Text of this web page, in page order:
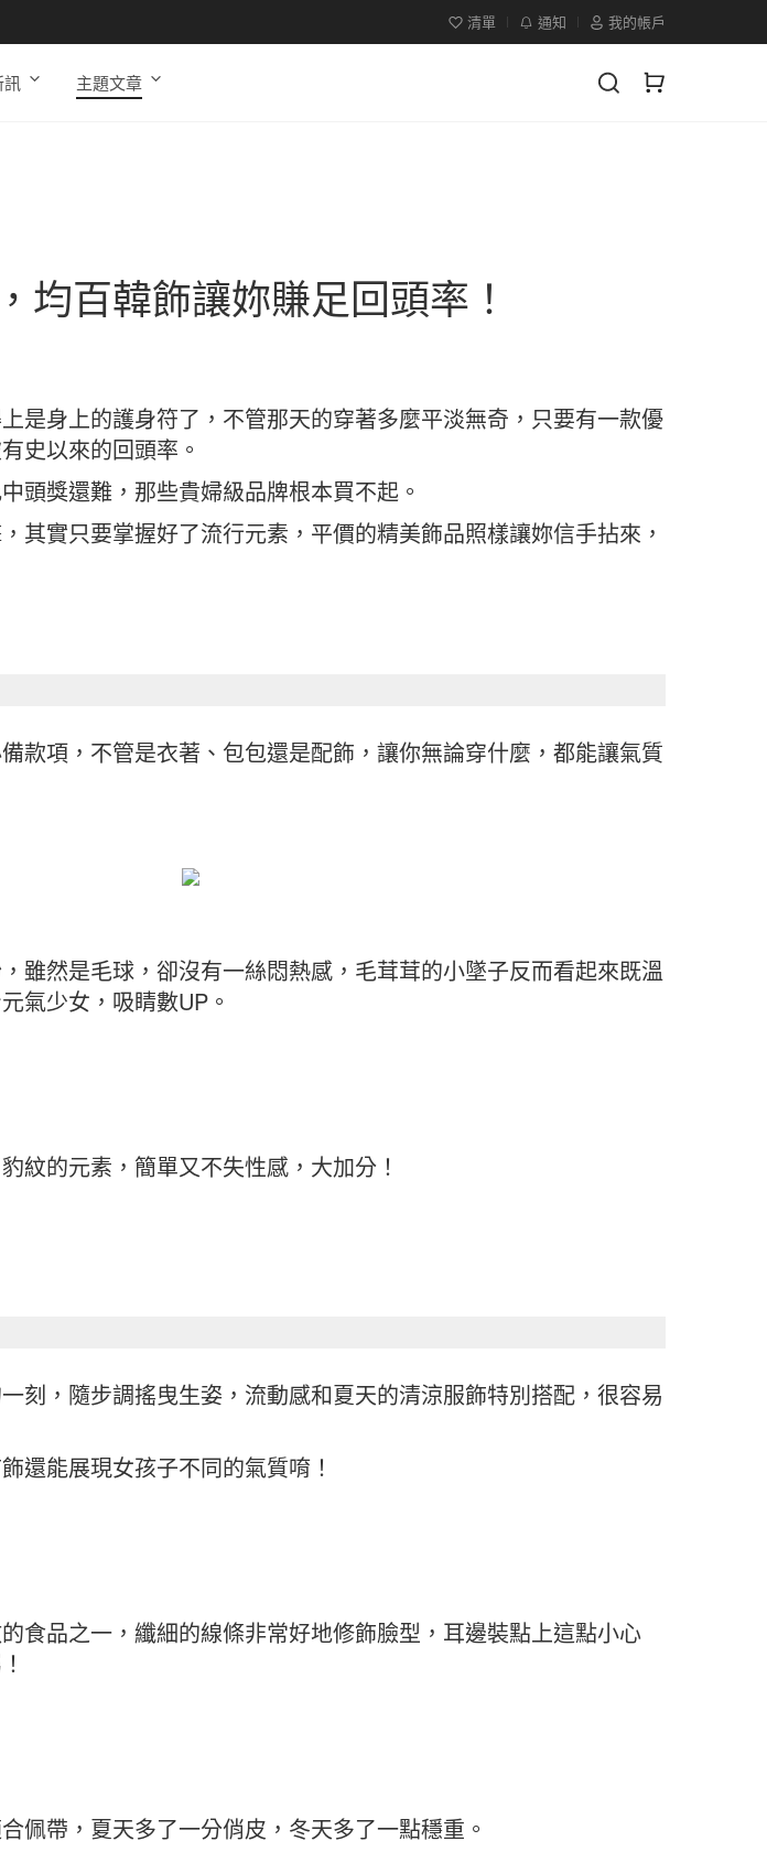
清單 通知 我的帳戶
主題文章
均百韓飾讓妳賺足回頭率！
是身上的護身符了，不管那天的穿著多麼平淡無奇，只要有一款優
史以來的回頭率。
頭獎還難，那些貴婦級品牌根本買不起。
其實只要掌握好了流行元素，平價的精美飾品照樣讓妳信手拈來，
款項，不管是衣著、包包還是配飾，讓你無論穿什麼，都能讓氣質
雖然是毛球，卻沒有一絲悶熱感，毛茸茸的小墜子反而看起來既溫
氣少女，吸睛數UP。
紋的元素，簡單又不失性感，大加分！
刻，隨步調搖曳生姿，流動感和夏天的清涼服飾特別搭配，很容易
還能展現女孩子不同的氣質唷！
食品之一，纖細的線條非常好地修飾臉型，耳邊裝點上這點小心
佩帶，夏天多了一分俏皮，冬天多了一點穩重。